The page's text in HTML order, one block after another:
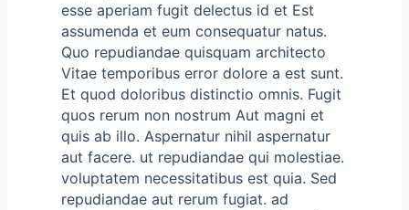
esse aperiam fugit delectus id et Est
assumenda et eum consequatur natus.
Quo repudiandae quisquam architecto
Vitae temporibus error dolore a est sunt.
Et quod doloribus distinctio omnis. Fugit
quos rerum non nostrum Aut magni et
quis ab illo. Aspernatur nihil aspernatur
aut facere. ut repudiandae qui molestiae.
voluptatem necessitatibus est quia. Sed
repudiandae aut rerum fugiat. ad